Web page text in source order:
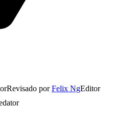
Revisado porFelix NgEditor